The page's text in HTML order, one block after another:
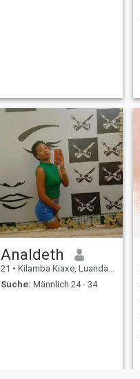
Analdeth
21 • Kilamba Kiaxe, Luanda, Angola
Suche: Männlich 24 - 34